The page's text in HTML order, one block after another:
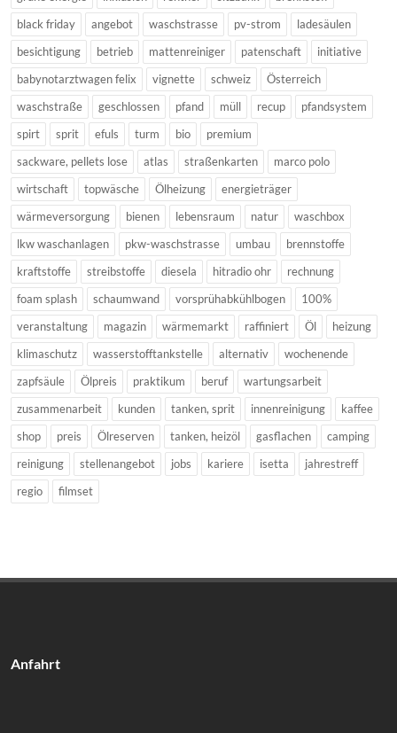
black friday
angebot waschstrasse pv-strom
ladesäulen
besichtigung
betrieb mattenreiniger patenschaft
initiative
babynotarztwagen felix
vignette schweiz
Österreich
waschstraße
geschlossen pfand müll recup
pfandsystem
spirt
sprit efuls turm bio
premium
sackware, pellets lose
atlas straßenkarten
marco polo
wirtschaft
topwäsche Ölheizung
energieträger
wärmeversorgung
bienen lebensraum natur
waschbox
lkw waschanlagen
pkw-waschstrasse umbau
brennstoffe
kraftstoffe
streibstoffe diesela hitradio ohr
rechnung
foam splash
schaumwand vorsprühabkühlbogen
100%
veranstaltung
magazin wärmemarkt raffiniert Öl
heizung
klimaschutz
wasserstofftankstelle alternativ
wochenende
zapfsäule
Ölpreis praktikum beruf
wartungsarbeit
zusammenarbeit
kunden tanken, sprit innenreinigung
kaffee
shop
preis Ölreserven tanken, heizöl gasflachen
camping
reinigung
stellenangebot jobs kariere isetta
jahrestreff
regio
filmset
Anfahrt